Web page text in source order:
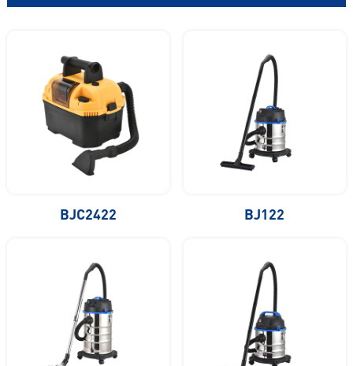
BJC2422 BJ122